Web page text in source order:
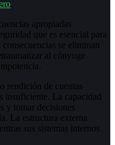
apropiadas
que es esencial para
se eliminan
al cónyuge
rendición de cuentas
insuficiente. La capacidad
y tomar decisiones
La estructura externa
sus sistemas internos